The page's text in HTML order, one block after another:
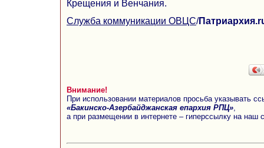
Крещения и Венчания.
Служба коммуникации ОВЦС/
Внимание!
При использовании материалов просьба указывать
«Бакинско-Азербайджанская епархия РПЦ»
а при размещении в интернете – гиперссылку на наш